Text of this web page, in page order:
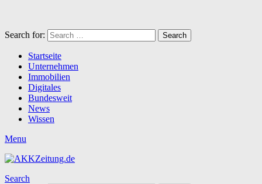
Search for: Search
Startseite
Unternehmen
Immobilien
Digitales
Bundesweit
News
Wissen
Menu
Search